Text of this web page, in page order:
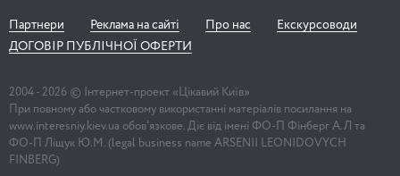
Партнери Реклама на сайті Про нас
Екскурсоводи
ДОГОВІР ПУБЛІЧНОЇ ОФЕРТИ
2004 - 2026 © Інтернет-проект «Цікавий Київ»
При повному або частковому використанні матеріалів посилання на
www.interesniy.kiev.ua обов'язкове. Діє від імені ФО-П Фінберг А.Л та
ФО-П Ліщук Ю.М. (legal business name ARSENII LEONIDOVYCH
FINBERG)